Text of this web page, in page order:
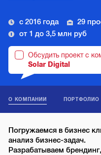
с 2016 года
29
от 1 до 3,5 млн руб
Обсудить проект с
Solar Digital
О КОМПАНИИ ПОРТФОЛИО
Погружаемся в бизнес
анализ бизнес-задач.
Разрабатываем